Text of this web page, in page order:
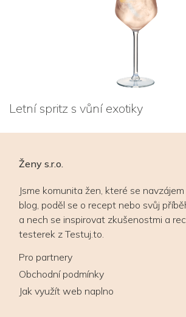
Letní spritz s vůní exotiky
Ženy s.r.o.
Jsme komunita žen, které se
blog, poděl se o recept nebo svůj
a nech se inspirovat zkušenostmi a
testerek z Testuj.to.
Pro partnery
Obchodní podmínky
Jak využít web naplno